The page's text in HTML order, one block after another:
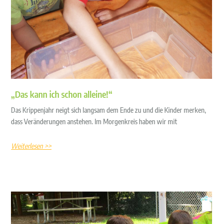
„Das kann ich schon alleine!“
Das Krippenjahr neigt sich langsam dem Ende zu und die Kinder merken,
dass Veränderungen anstehen. Im Morgenkreis haben wir mit
Weiterlesen >>